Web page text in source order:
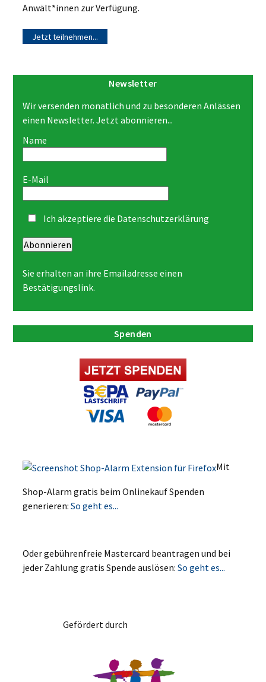
Anwält*innen zur Verfügung.
Jetzt teilnehmen...
Newsletter
Wir versenden monatlich und zu besonderen Anlässen
einen Newsletter. Jetzt abonnieren...
Name
E-Mail
Ich akzeptiere die Datenschutzerklärung
Abonnieren
Sie erhalten an ihre Emailadresse einen
Bestätigungslink.
Spenden
Mit
Shop-Alarm gratis beim Onlinekauf Spenden
generieren:So geht es...
Oder gebührenfreie Mastercard beantragen und bei
jeder Zahlung gratis Spende auslösen:So geht es...
Gefördert durch